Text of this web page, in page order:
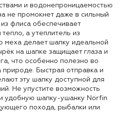
и водонепроницаемостью
не промокнет даже в сильный
флиса обеспечивает
а утеплитель из
меха делает шапку идеальной
на шапке защищает глаза и
что особенно полезно во
Быстрая отправка и
эту шапку доступной для
Не упустите возможность
удобную шапку-ушанку Norfin
похода, рыбалки или